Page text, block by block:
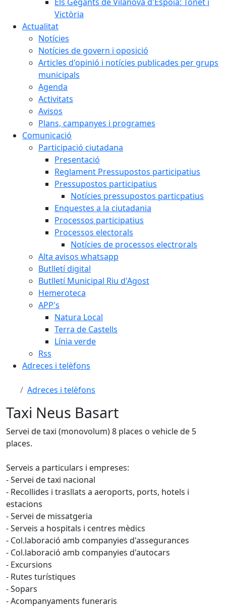
Victòria
Actualitat
Notícies
Notícies de govern i oposició
Articles d'opinió i notícies publicades per grups
municipals
Agenda
Activitats
Avisos
Plans, campanyes i programes
Comunicació
Participació ciutadana
Presentació
Reglament Pressupostos participatius
Pressupostos participatius
Notícies pressupostos particpatius
Enquestes a la ciutadania
Processos participatius
Processos electorals
Notícies de processos electrorals
Alta avisos whatsapp
Butlletí digital
Butlletí Municipal Riu d'Agost
Hemeroteca
APP's
Natura Local
Terra de Castells
Línia verde
Rss
Adreces i telèfons
Adreces i telèfons
Taxi Neus Basart
Servei de taxi (monovolum) 8 places o vehicle de 5
places.
Serveis a particulars i empreses:
- Servei de taxi nacional
- Recollides i trasllats a aeroports, ports, hotels i
estacions
- Servei de missatgeria
- Serveis a hospitals i centres mèdics
- Col.laboració amb companyies d'assegurances
- Col.laboració amb companyies d'autocars
- Excursions
- Rutes turístiques
- Sopars
- Acompanyaments funeraris